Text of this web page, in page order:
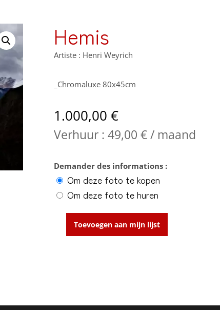
Hemis
Artiste : Henri Weyrich
_Chromaluxe 80x45cm
1.000,00 €
Verhuur : 49,00 €/ maand
Demander des informations :
Om deze foto te kopen
Om deze foto te huren
aantal
Toevoegen aan mijn lijst